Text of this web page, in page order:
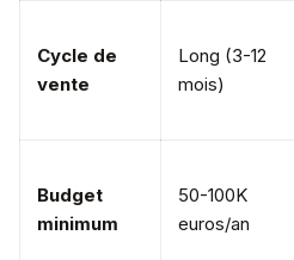
Cycle de
vente
Long (3-12
mois)
Budget
minimum
50-100K
euros/an